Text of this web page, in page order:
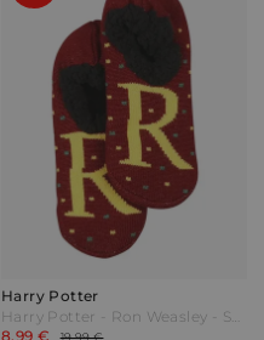
Harry Potter
Harry Potter - Ron Weasley - Socken - rot
8,99 €